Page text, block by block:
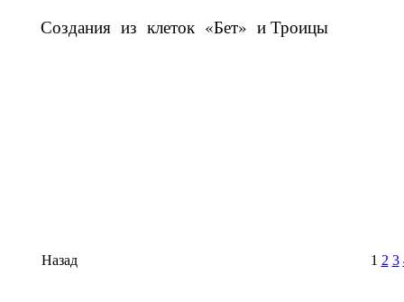
Создания из клеток «Бет» и Троицы
Назад 1 2 3